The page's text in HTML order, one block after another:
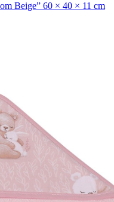
Beige” 60 × 40 × 11 cm